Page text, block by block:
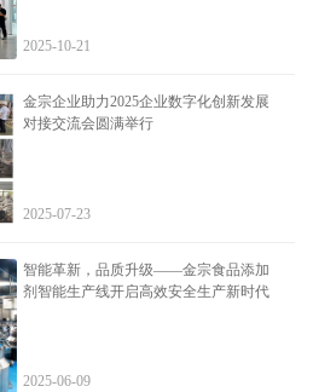
2025-10-21
金宗企业助力2025企业数字化创新发展
对接交流会圆满举行
2025-07-23
智能革新，品质升级——金宗食品添加
剂智能生产线开启高效安全生产新时代
2025-06-09